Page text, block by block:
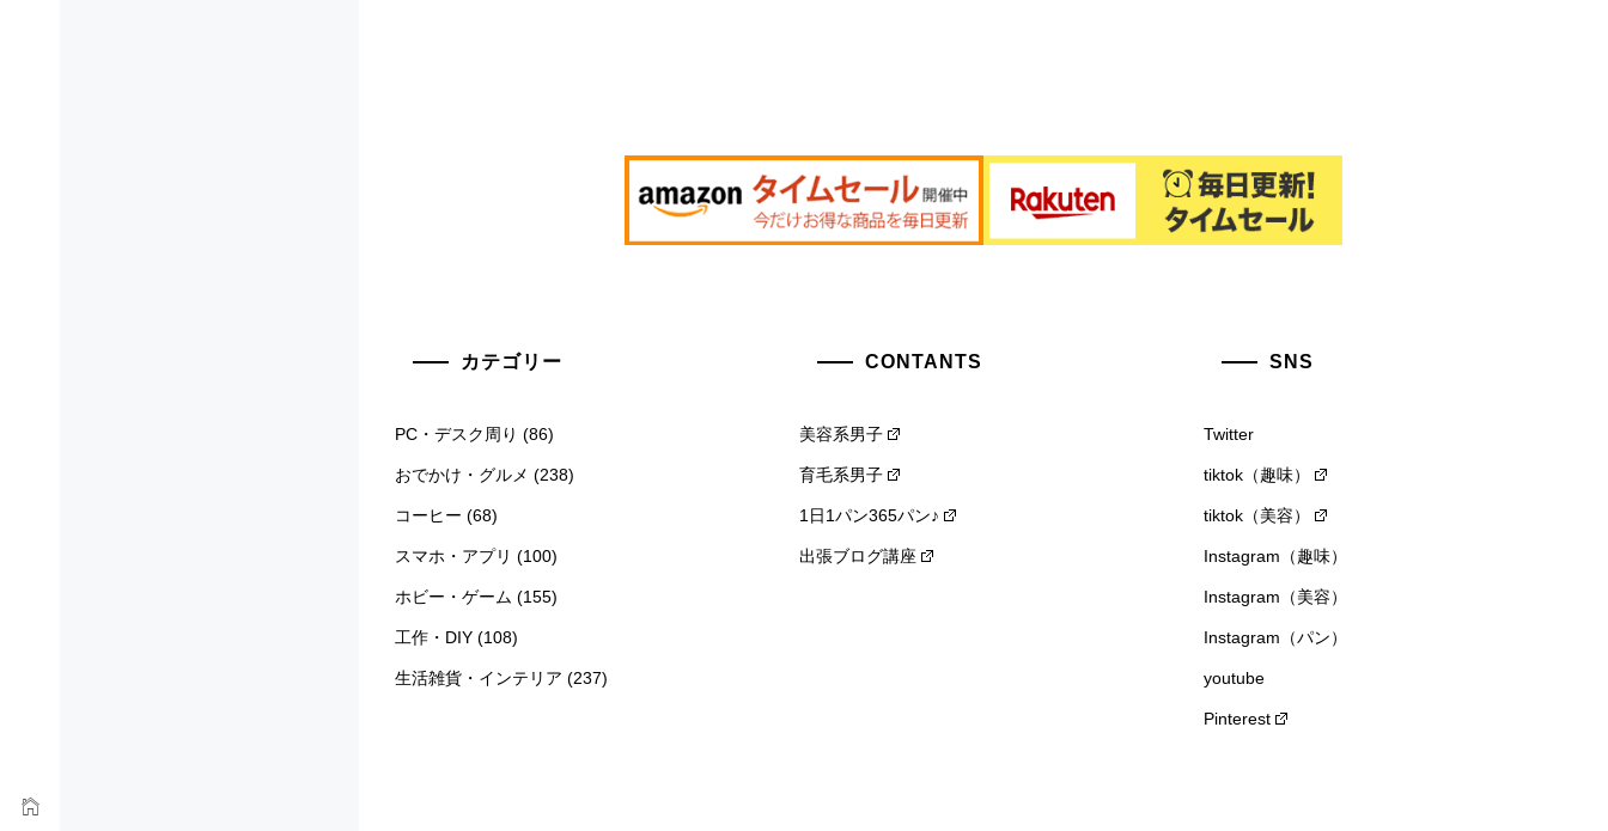
カテゴリー
PC・デスク周り (86)
おでかけ・グルメ (238)
コーヒー (68)
スマホ・アプリ (100)
ホビー・ゲーム (155)
工作・DIY (108)
生活雑貨・インテリア (237)
CONTANTS
美容系男子
育毛系男子
1日1パン365パン♪
出張ブログ講座
SNS
Twitter
tiktok（趣味）
tiktok（美容）
Instagram（趣味）
Instagram（美容）
Instagram（パン）
youtube
Pinterest